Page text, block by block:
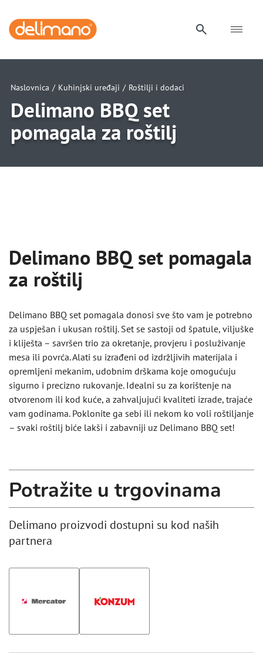
Naslovnica / Kuhinjski uređaji / Roštilji i dodaci
Delimano BBQ set
pomagala za roštilj
Delimano BBQ set pomagala
za roštilj
Delimano BBQ set pomagala donosi sve što vam je potrebno
za uspješan i ukusan roštilj. Set se sastoji od špatule, viljuške
i kliješta – savršen trio za okretanje, provjeru i posluživanje
mesa ili povrća. Alati su izrađeni od izdržljivih materijala i
opremljeni mekanim, udobnim drškama koje omogućuju
sigurno i precizno rukovanje. Idealni su za korištenje na
otvorenom ili kod kuće, a zahvaljujući kvaliteti izrade, trajaće
vam godinama. Poklonite ga sebi ili nekom ko voli roštiljanje
– svaki roštilj biće lakši i zabavniji uz Delimano BBQ set!
Potražite u trgovinama
Delimano proizvodi dostupni su kod naših
partnera